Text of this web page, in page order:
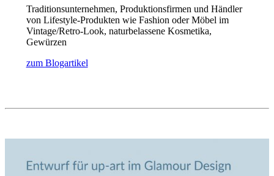
Traditionsunternehmen, Produktionsfirmen und Händler
von Lifestyle-Produkten wie Fashion oder Möbel im
Vintage/Retro-Look, naturbelassene Kosmetika,
Gewürzen
zum Blogartikel